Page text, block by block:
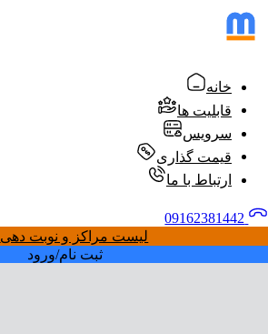
خانه
قابلیت ها
سرویس
قیمت گذاری
ارتباط با ما
لیست مراکز و نوبت دهی
ثبت نام/ورود